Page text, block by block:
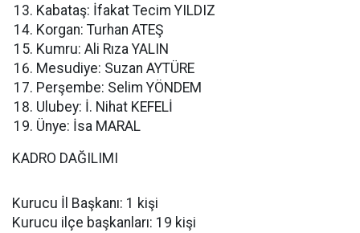
Kabataş: İfakat Tecim YILDIZ
Korgan: Turhan ATEŞ
Kumru: Ali Rıza YALIN
Mesudiye: Suzan AYTÜRE
Perşembe: Selim YÖNDEM
Ulubey: İ. Nihat KEFELİ
Ünye: İsa MARAL
KADRO DAĞILIMI
Kurucu İl Başkanı: 1 kişi
Kurucu ilçe başkanları: 19 kişi